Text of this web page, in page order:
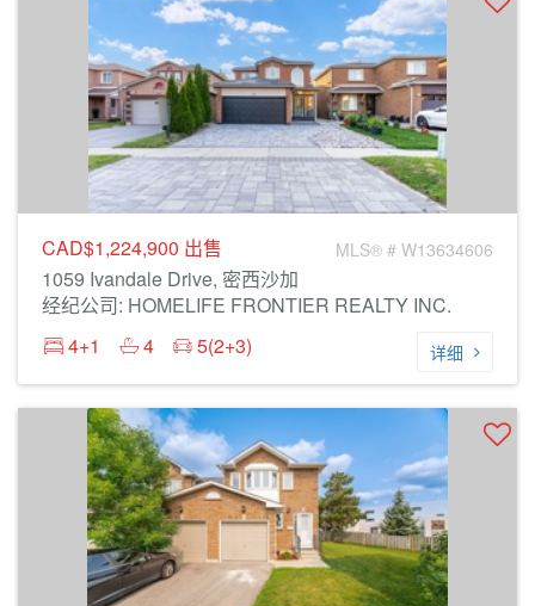
CAD$1,224,900 出售 MLS® # W13634606
1059 Ivandale Drive, 密西沙加
经纪公司: HOMELIFE FRONTIER REALTY INC.
4+1
4 5(2+3) 详细